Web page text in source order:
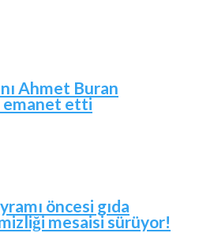
Ahmet Buran
emanet etti
öncesi gıda
mesaisi sürüyor!